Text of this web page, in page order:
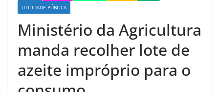
UTILIDADE PÚBLICA
Ministério da Agricultura
manda recolher lote de
azeite impróprio para o